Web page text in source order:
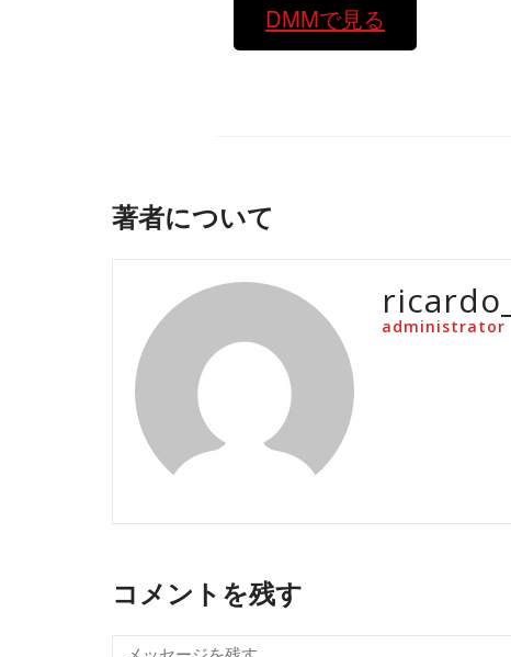
DMMで見る
著者について
administrator
コメントを残す